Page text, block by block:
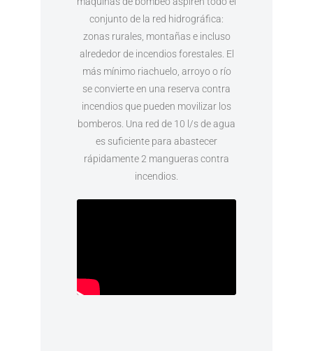
conjunto de la red hidrográfica:
zonas rurales, montañas e incluso
alrededor de incendios forestales. El
más mínimo riachuelo, arroyo o río
se convierte en una reserva contra
incendios que pueden movilizar los
bomberos. Una red de 10 l/s de agua
es suficiente para abastecer
rápidamente 2 mangueras contra
incendios.